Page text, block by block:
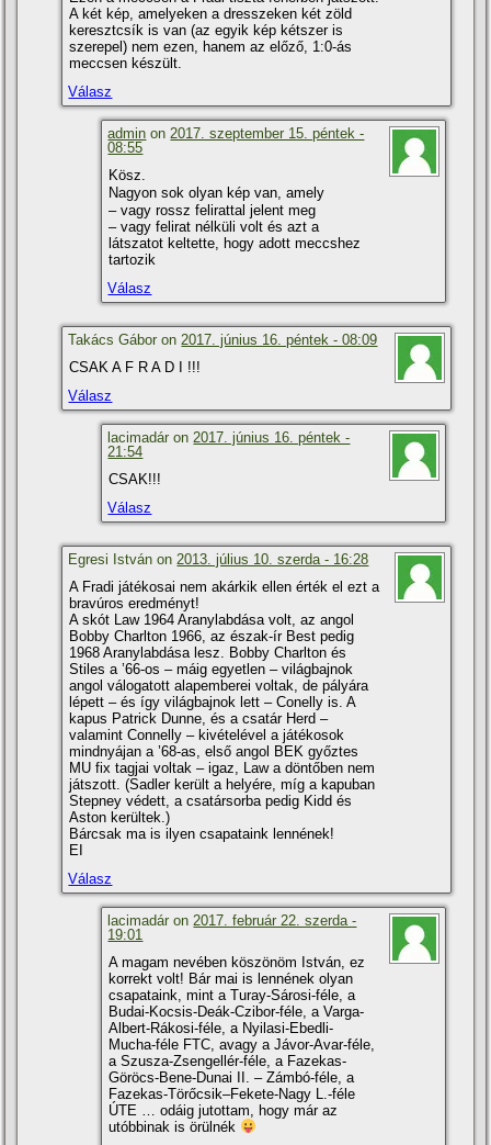
A két kép, amelyeken a dresszeken két zöld
keresztcsí­k is van (az egyik kép kétszer is
szerepel) nem ezen, hanem az előző, 1:0-ás
meccsen készült.
Válasz
admin on 2017. szeptember 15. péntek -
08:55
Kösz.
Nagyon sok olyan kép van, amely
– vagy rossz felirattal jelent meg
– vagy felirat nélküli volt és azt a
látszatot keltette, hogy adott meccshez
tartozik
Válasz
Takács Gábor on2017. június 16. péntek - 08:09
CSAK A F R A D I !!!
Válasz
lacimadár on 2017. június 16. péntek -
21:54
CSAK!!!
Válasz
Egresi István on2013. július 10. szerda - 16:28
A Fradi játékosai nem akárkik ellen érték el ezt a
bravúros eredményt!
A skót Law 1964 Aranylabdása volt, az angol
Bobby Charlton 1966, az észak-í­r Best pedig
1968 Aranylabdása lesz. Bobby Charlton és
Stiles a ’66-os – máig egyetlen – világbajnok
angol válogatott alapemberei voltak, de pályára
lépett – és í­gy világbajnok lett – Conelly is. A
kapus Patrick Dunne, és a csatár Herd –
valamint Connelly – kivételével a játékosok
mindnyájan a ’68-as, első angol BEK győztes
MU fix tagjai voltak – igaz, Law a döntőben nem
játszott. (Sadler került a helyére, mí­g a kapuban
Stepney védett, a csatársorba pedig Kidd és
Aston kerültek.)
Bárcsak ma is ilyen csapataink lennének!
EI
Válasz
lacimadár on 2017. február 22. szerda -
19:01
A magam nevében köszönöm István, ez
korrekt volt! Bár mai is lennének olyan
csapataink, mint a Turay-Sárosi-féle, a
Budai-Kocsis-Deák-Czibor-féle, a Varga-
Albert-Rákosi-féle, a Nyilasi-Ebedli-
Mucha-féle FTC, avagy a Jávor-Avar-féle,
a Szusza-Zsengellér-féle, a Fazekas-
Göröcs-Bene-Dunai II. – Zámbó-féle, a
Fazekas-Törőcsik–Fekete-Nagy L.-féle
ÚTE … odáig jutottam, hogy már az
utóbbinak is örülnék